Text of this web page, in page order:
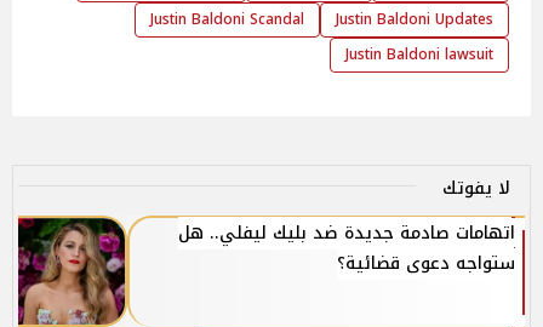
Justin Baldoni Updates
Justin Baldoni Scandal
Justin Baldoni lawsuit
لا يفوتك
اتهامات صادمة جديدة ضد بليك ليفلي.. هل
ستواجه دعوى قضائية؟